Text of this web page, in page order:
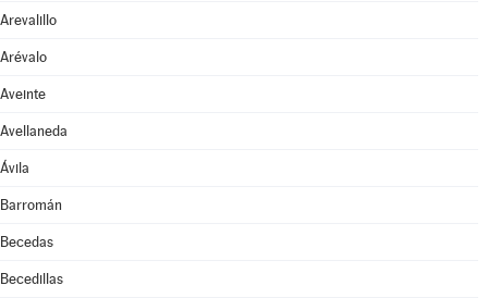
Arevalillo
Arévalo
Aveinte
Avellaneda
Ávila
Barromán
Becedas
Becedillas